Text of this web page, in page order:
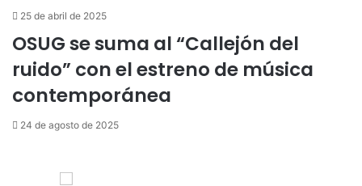
25 de abril de 2025
OSUG se suma al “Callejón del
ruido” con el estreno de música
contemporánea
24 de agosto de 2025